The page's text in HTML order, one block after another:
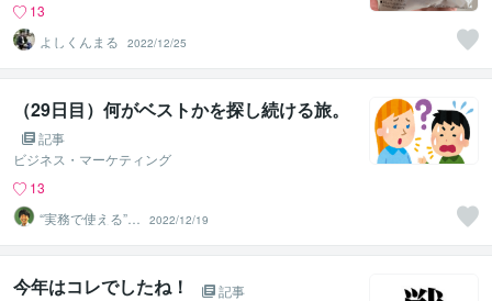
13
よしくんまる
2022/12/25
（29日目）何がベストかを探し続ける旅。
記事
ビジネス・マーケティング
13
“実務で使える”改
善パートナー／
かめきち
2022/12/19
今年はコレでしたね！
記事